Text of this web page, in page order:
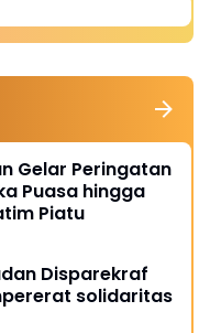
Gelar Peringatan
Puasa hingga
Piatu
Disparekraf
solidaritas